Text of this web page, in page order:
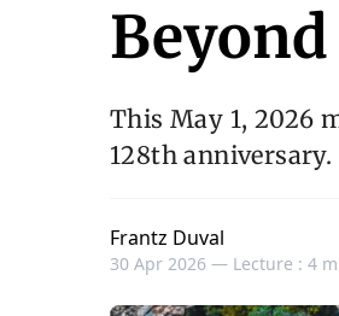
This May 1, 2026
128th anniversary.
Frantz Duval
30 Apr 2026 — Lecture : 4